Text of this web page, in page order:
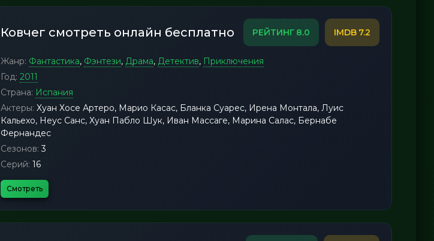
Ковчег смотреть онлайн бесплатно 8.0 7.2
Жанр: Фантастика, Фэнтези, Драма, Детектив, Приключения
Год: 2011
Страна: Испания
Актеры: Хуан Хосе Артеро, Марио Касас, Бланка Суарес, Ирена Монтала, Луис
Кальехо, Неус Санс, Хуан Пабло Шук, Иван Массаге, Марина Салас, Бернабе
Фернандес
Сезонов: 3
Серий: 16
Смотреть